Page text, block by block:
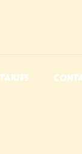
TARIFS